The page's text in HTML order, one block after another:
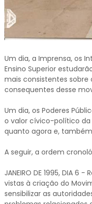
Um dia, a Imprensa, os
Ensino Superior
mais consistentes sobre
consequentes desse
Um dia, os Poderes
o valor cívico-político da
quanto agora e,
A seguir, a ordem
JANEIRO DE 1995, DIA 6
vistas à criação do
sensibilizar as